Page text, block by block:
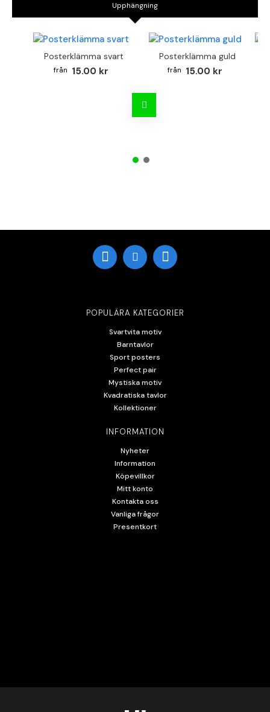
Upphängning
Posterklämma svart
15.00 kr
Posterklämma guld
15.00 kr
POPULÄRA KATEGORIER
Svartvita motiv
Barntavlor
Sport posters
Perfect pair
Mystiska motiv
Kvadratiska tavlor
Kollektioner
INFORMATION
Nyheter
Information
Köpevillkor
Mitt konto
Kontakta oss
Vanliga frågor
Presentkort